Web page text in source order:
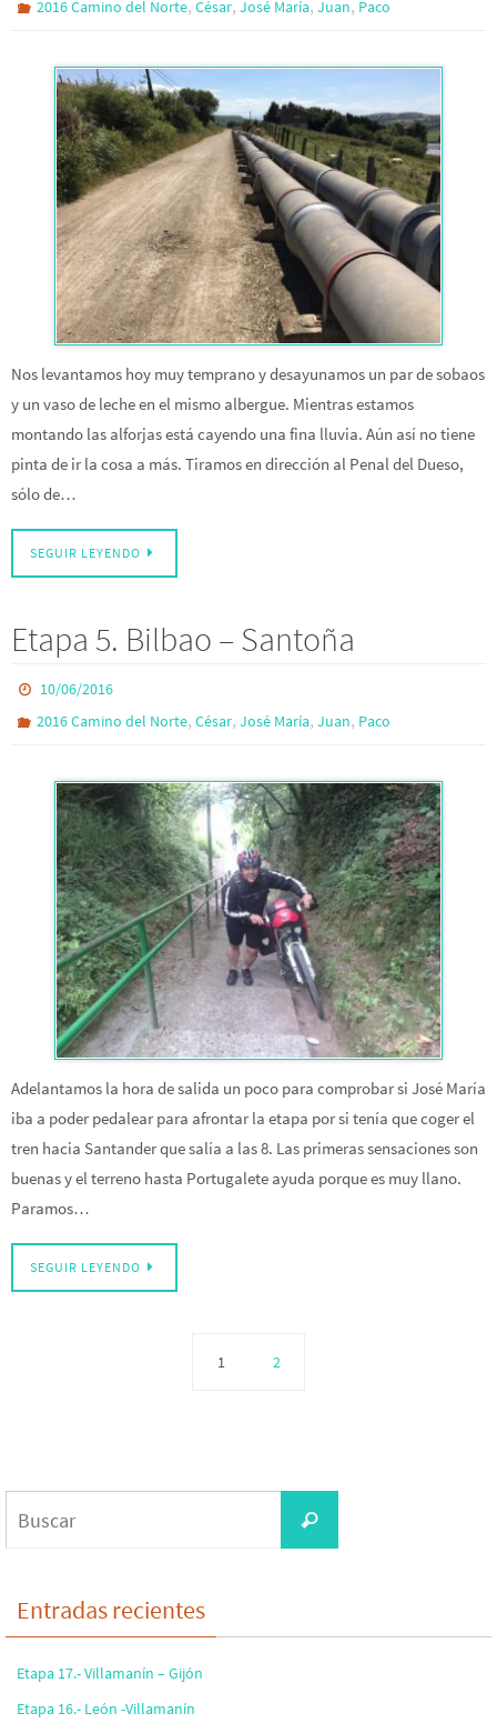
2016 Camino del Norte,César,José María,Juan, Paco
Nos levantamos hoy muy temprano y desayunamos un par de sobaos
y un vaso de leche en el mismo albergue. Mientras estamos
montando las alforjas está cayendo una fina lluvia. Aún así no tiene
pinta de ir la cosa a más. Tiramos en dirección al Penal del Dueso,
sólo de…
SEGUIR LEYENDO
Etapa 5. Bilbao – Santoña
10/06/2016
2016 Camino del Norte,César,José María,Juan, Paco
Adelantamos la hora de salida un poco para comprobar si José María
iba a poder pedalear para afrontar la etapa por si tenía que coger el
tren hacia Santander que salía a las 8. Las primeras sensaciones son
buenas y el terreno hasta Portugalete ayuda porque es muy llano.
Paramos…
SEGUIR LEYENDO
1 2
Buscar
Entradas recientes
Etapa 17.- Villamanín – Gijón
Etapa 16.- León -Villamanín